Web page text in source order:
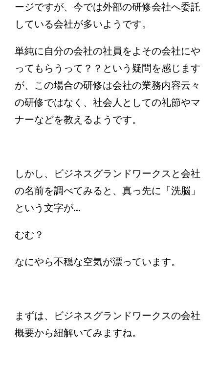
ージですが、今では外部の研修会社へ委託
している会社が多いようです。
単純に自分の会社の社員をよその会社にや
ってもらうって？？という疑問を感じます
が、この場合の研修は会社の業務内容云々
の研修ではなく、社会人としての礼節やマ
ナーなどを教えるようです。
しかし、ビジネスグランドワークスと会社
の名前を調べてみると、真っ先に「洗脳」
という文字が...
むむ？
なにやら不穏な空気が漂っています。
まずは、ビジネスグランドワークスの会社
概要から紐解いてみますね。